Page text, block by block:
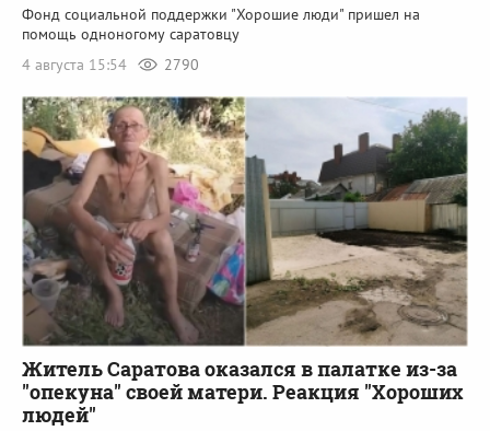
Фонд социальной поддержки "Хорошие люди" пришел на
помощь одноногому саратовцу
4 августа 15:54
2790
Житель Саратова оказался в палатке из-за
"опекуна" своей матери. Реакция "Хороших
людей"